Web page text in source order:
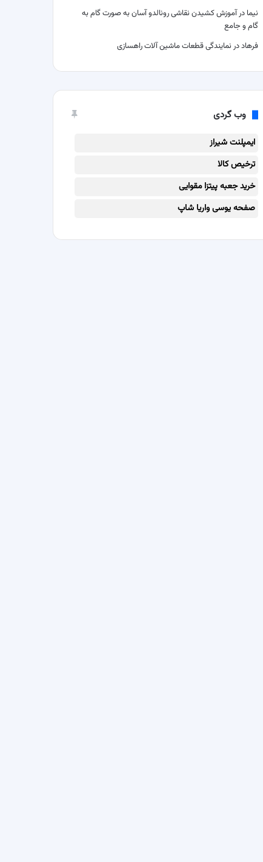
نیما درآموزش کشیدن نقاشی رونالدو آسان به صورت گام به
گام و جامع
فرهاددر نمایندگی قطعات ماشین آلات راهسازی
وب گردی
ایمپلنت شیراز
ترخیص کالا
خرید جعبه پیتزا مقوایی
صفحه یوسی واریا شاپ